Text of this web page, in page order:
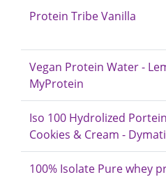
Protein Tribe Vanilla
Vegan Protein Water -
MyProtein
Iso 100 Hydrolized
Cookies & Cream -
100% Isolate Pure whey